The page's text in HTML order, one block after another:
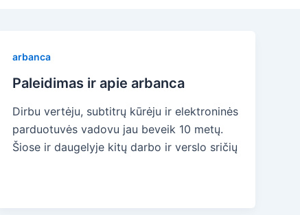
arbanca
Paleidimas ir apie arbanca
Dirbu vertėju, subtitrų kūrėju ir elektroninės
parduotuvės vadovu jau beveik 10 metų.
Šiose ir daugelyje kitų darbo ir verslo sričių